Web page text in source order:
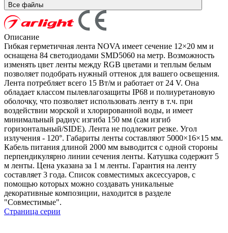
Все файлы
Описание
Гибкая герметичная лента NOVA имеет сечение 12×20 мм и
оснащена 84 светодиодами SMD5060 на метр. Возможность
изменять цвет ленты между RGB цветами и теплым белым
позволяет подобрать нужный оттенок для вашего освещения.
Лента потребляет всего 15 Вт/м и работает от 24 V. Она
обладает классом пылевлагозащиты IP68 и полиуретановую
оболочку, что позволяет использовать ленту в т.ч. при
воздействии морской и хлорированной воды, и имеет
минимальный радиус изгиба 150 мм (сам изгиб
горизонтальный/SIDE). Лента не подлежит резке. Угол
излучения - 120°. Габариты ленты составляют 5000×16×15 мм.
Кабель питания длиной 2000 мм выводится с одной стороны
перпендикулярно линии сечения ленты. Катушка содержит 5
м ленты. Цена указана за 1 м ленты. Гарантия на ленту
составляет 3 года. Список совместимых аксессуаров, с
помощью которых можно создавать уникальные
декоративные композиции, находится в разделе
"Совместимые".
Страница серии